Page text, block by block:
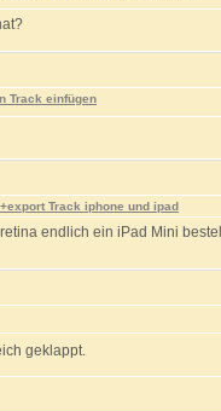
Track einfügen
Track iphone und ipad
endlich ein iPad Mini
geklappt.